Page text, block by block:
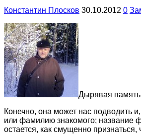
Константин Плосков 30.10.2012 0
Дырявая
Конечно, она может нас подводить
или фамилию знакомого; название
остается, как смущенно